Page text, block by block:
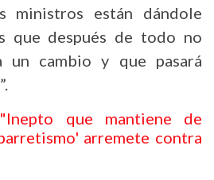
ministros están dándole
que después de todo no
un cambio y que pasará
"Inepto que mantiene de
arremete contra